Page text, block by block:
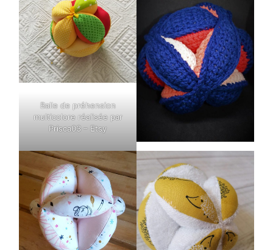
Balle de préhension
multicolore réalisée par
Prisca03 – Etsy